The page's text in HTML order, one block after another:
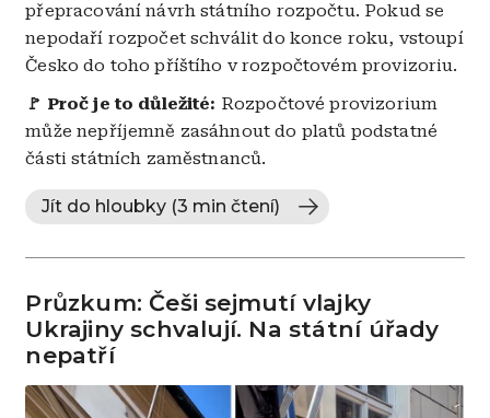
přepracování návrh státního rozpočtu. Pokud se
nepodaří rozpočet schválit do konce roku, vstoupí
Česko do toho příštího v rozpočtovém provizoriu.
🚩 Proč je to důležité: Rozpočtové provizorium
může nepříjemně zasáhnout do platů podstatné
části státních zaměstnanců.
Jít do hloubky (3 min čtení)
Průzkum: Češi sejmutí vlajky
Ukrajiny schvalují. Na státní úřady
nepatří